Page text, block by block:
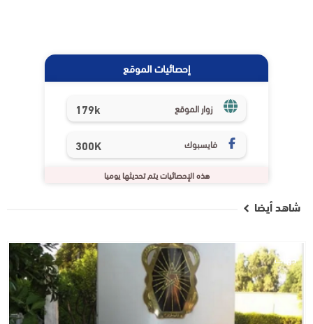
إحصائيات الموقع
زوار الموقع 179k
فايسبوك 300K
هذه الإحصائيات يتم تحديثها يوميا
شاهد أيضا
جهات